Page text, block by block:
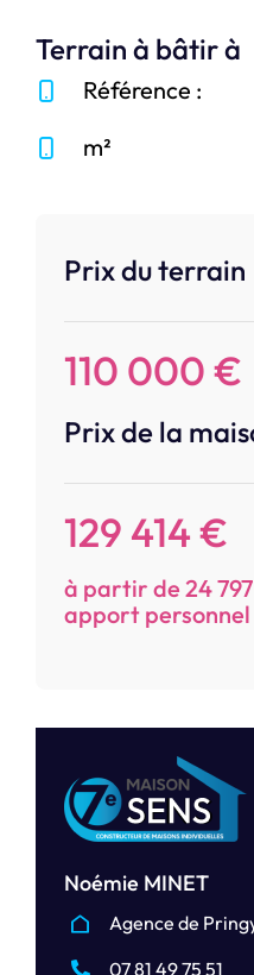
Prix du terrain
110 000 €
Prix de la
129 414 €
à partir de 24
apport personnel
Noémie MINET
Agence de
07 81 49 75 51
Terrain à bâtir à
Référence :
m²